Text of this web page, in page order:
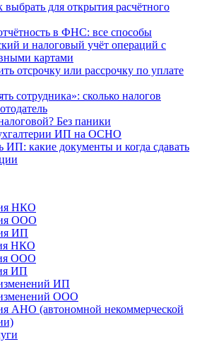
выбрать для открытия расчётного
в ФНС: все способы
и налоговый учёт операций с
картами
отсрочку или рассрочку по уплате
сотрудника»: сколько налогов
Без паники
ИП на ОСНО
ИП: какие документы и когда сдавать
НКО
ООО
ИП
НКО
ООО
ИП
ИП
ООО
АНО (автономной некоммерческой